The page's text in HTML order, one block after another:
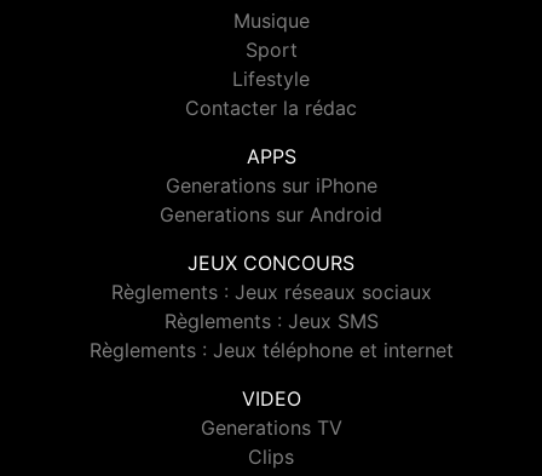
Musique
Sport
Lifestyle
Contacter la rédac
APPS
Generations sur iPhone
Generations sur Android
JEUX CONCOURS
Règlements : Jeux réseaux sociaux
Règlements : Jeux SMS
Règlements : Jeux téléphone et internet
VIDEO
Generations TV
Clips